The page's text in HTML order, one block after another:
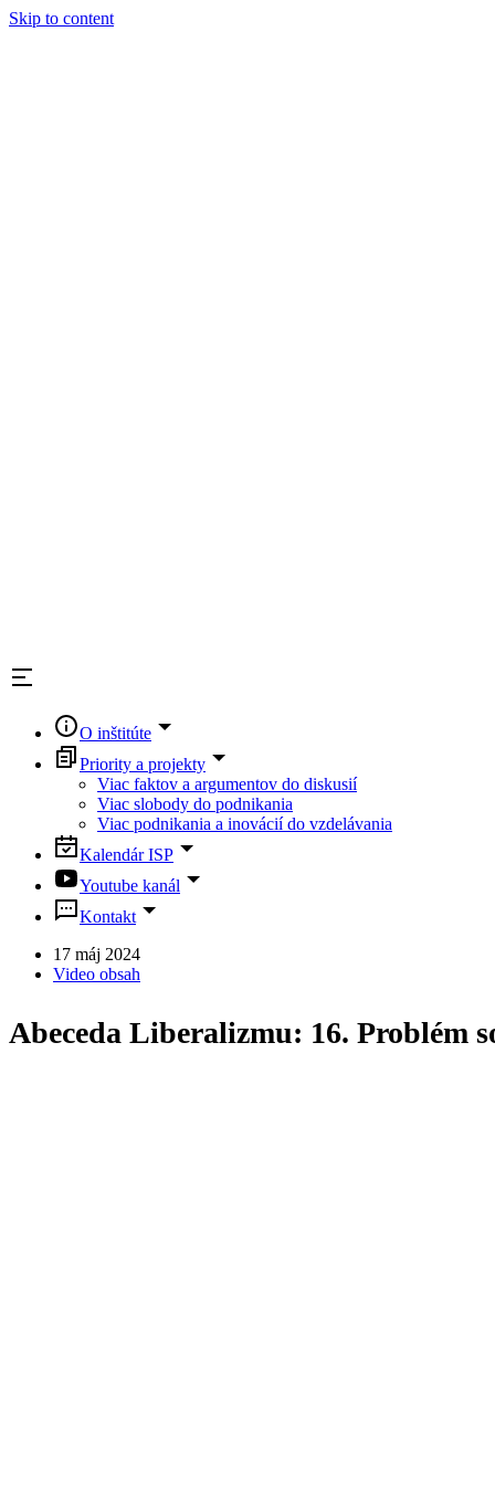
Skip to content
O inštitúte
Priority a projekty
Viac faktov a argumentov do diskusií
Viac slobody do podnikania
Viac podnikania a inovácií do vzdelávania
Kalendár ISP
Youtube kanál
Kontakt
17 máj 2024
Video obsah
Abeceda Liberalizmu: 16. Problém